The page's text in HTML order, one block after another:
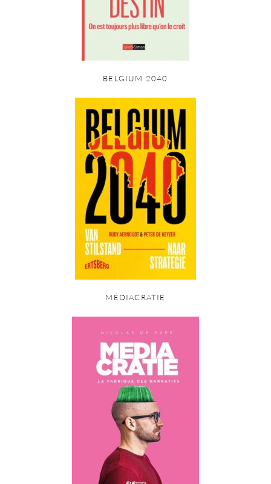
BELGIUM 2040
MÉDIACRATIE